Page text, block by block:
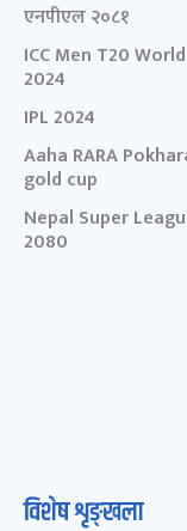
एनपीएल २०८१
ICC Men T20
2024
IPL 2024
Aaha RARA
gold cup
Nepal Super
2080
विशेष शृङ्खला